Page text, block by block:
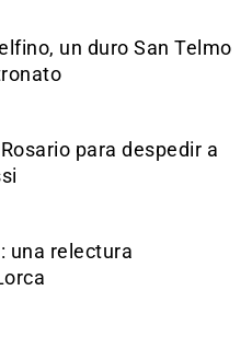
un duro San Telmo
para despedir a
una relectura